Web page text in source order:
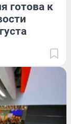
готова к